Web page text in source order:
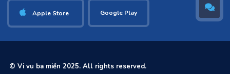
Apple Store Google Play
© Vi vu ba miền 2025. All rights reserved.